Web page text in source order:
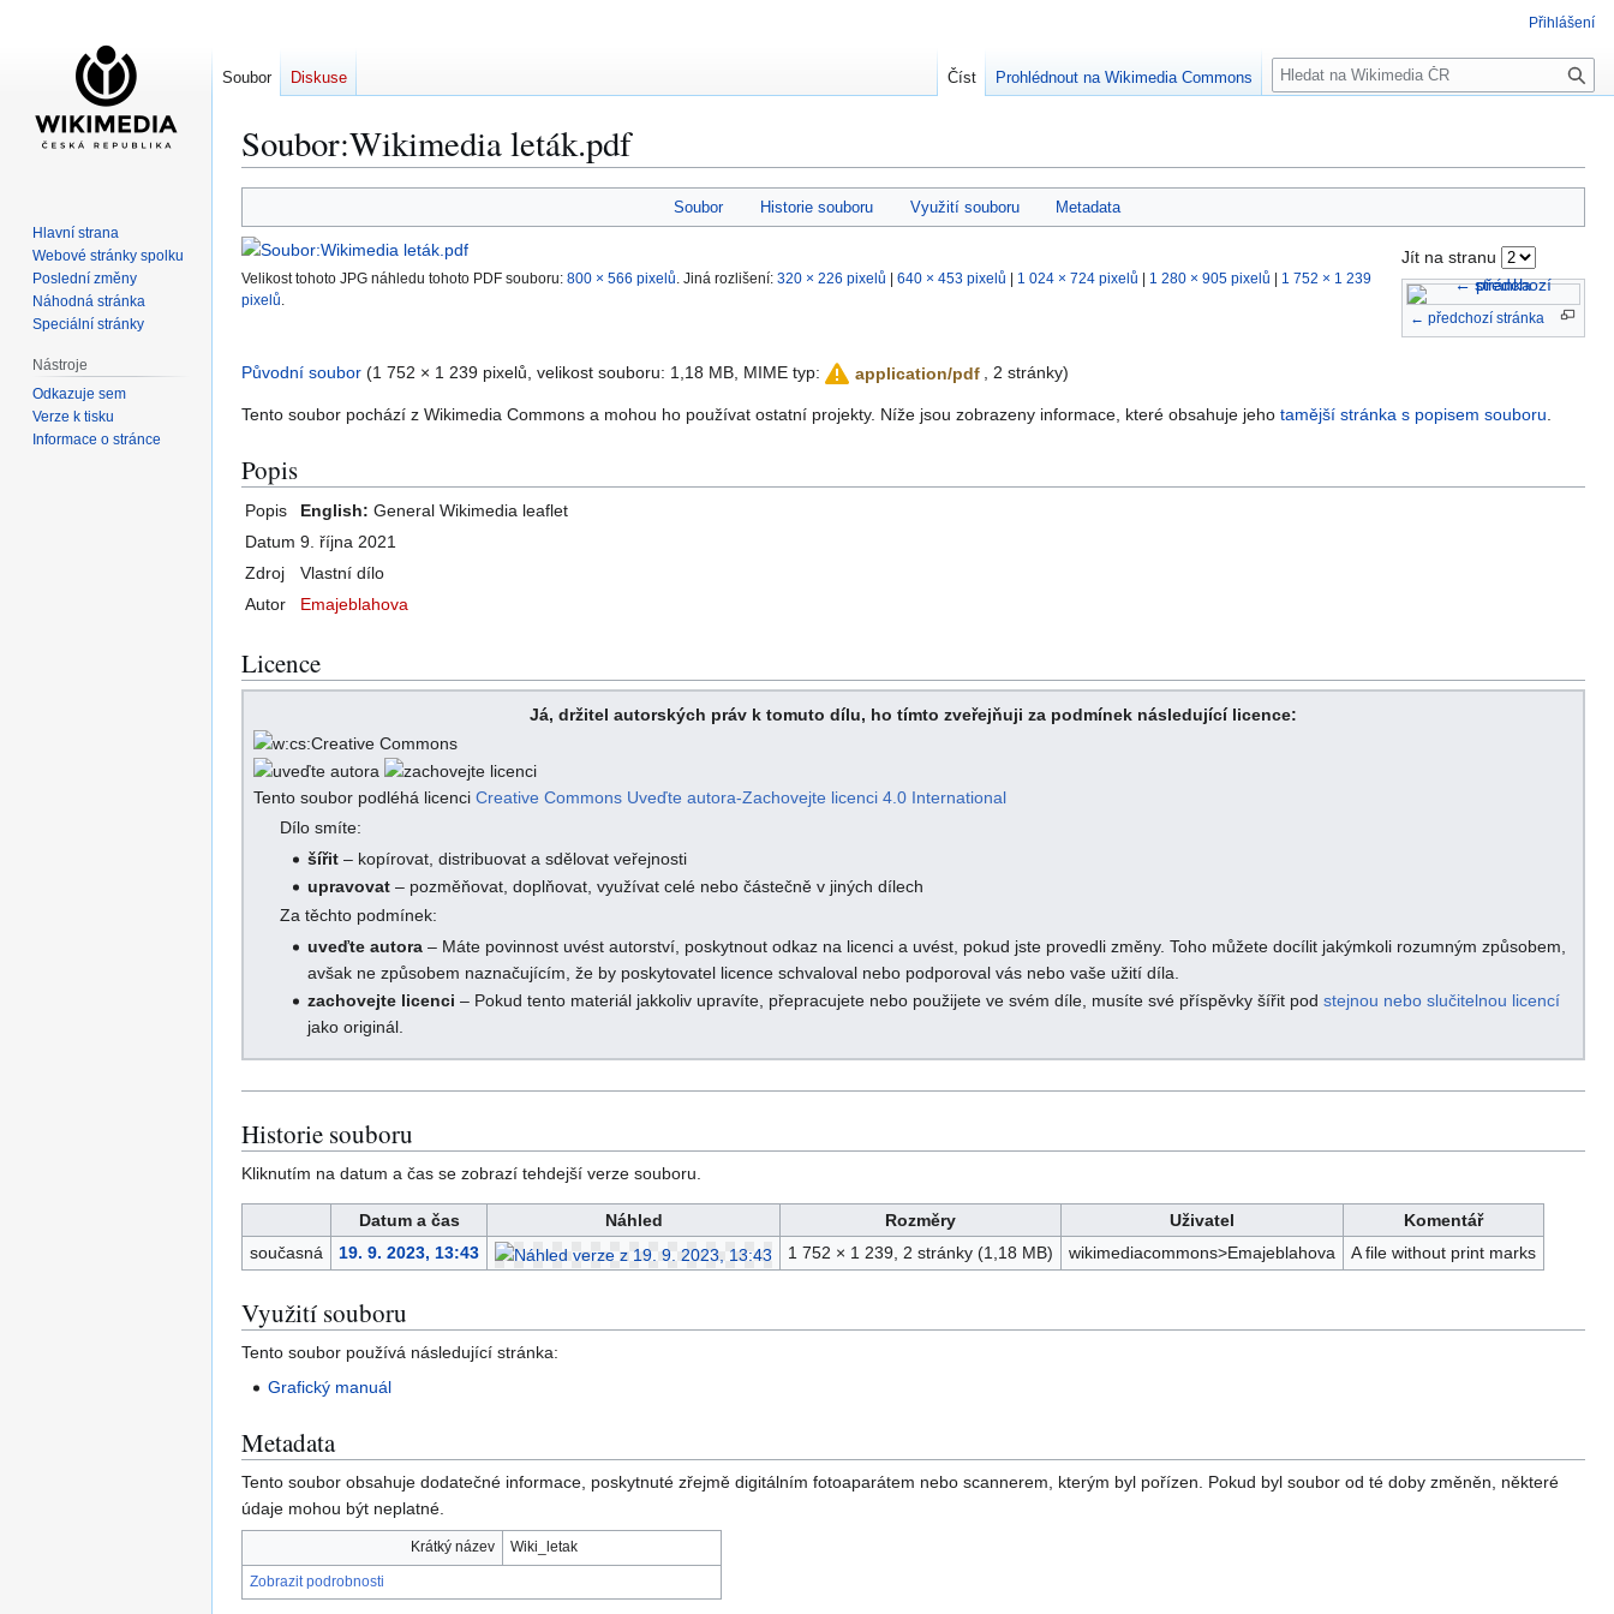
Soubor:Wikimedia leták.pdf
na
navigaci
na
vyhledávání
Soubor Historie souboru Využití souboru Metadata
Velikost tohoto JPG náhledu tohoto PDF souboru: 800 × 566 pixelů Jiná rozlišení: 320 × 226 pixelů 640 × 453 pixelů 1 024 × 724 pixelů 1 280 × 905 pixelů
1 752 × 1 239
pixelů
Jít na stranu
← předchozí stránka
Původní soubor (1 752 × 1 239 pixelů, velikost souboru: 1,18 MB, MIME typ: application/pdf , 2 stránky)
Tento soubor pochází z Wikimedia Commons a mohou ho používat ostatní projekty. Níže jsou zobrazeny informace, které obsahuje jeho tamější stránka s popisem souboru
Popis
Popis English: General Wikimedia leaflet
Datum 9. října 2021
Zdroj
Vlastní dílo
Autor
Emajeblahova
Licence
Já, držitel autorských práv k tomuto dílu, ho tímto zveřejňuji za podmínek následující licence:
Tento soubor podléhá licenci Creative Commons Uveďte autora-Zachovejte licenci 4.0 International
Dílo smíte:
šířit– kopírovat, distribuovat a sdělovat veřejnosti
upravovat– pozměňovat, doplňovat, využívat celé nebo částečně v jiných dílech
Za těchto podmínek:
uveďte autora– Máte povinnost uvést autorství, poskytnout odkaz na licenci a uvést, pokud jste provedli změny. Toho můžete docílit jakýmkoli rozumným způsobem,
avšak ne způsobem naznačujícím, že by poskytovatel licence schvaloval nebo podporoval vás nebo vaše užití díla.
zachovejte licenci – Pokud tento materiál jakkoliv upravíte, přepracujete nebo použijete ve svém díle, musíte své příspěvky šířit pod stejnou nebo slučitelnou licencí
jako originál.
Historie souboru
Kliknutím na datum a čas se zobrazí tehdejší verze souboru.
Datum a čas Náhled Rozměry Uživatel
Komentář
současná
19. 9. 2023, 13:43 1 752 × 1 239, 2 stránky (1,18 MB) wikimediacommons>Emajeblahova A file without print marks
Využití souboru
Tento soubor používá následující stránka:
Grafický manuál
Metadata
Tento soubor obsahuje dodatečné informace, poskytnuté zřejmě digitálním fotoaparátem nebo scannerem, kterým byl pořízen. Pokud byl soubor od té doby změněn, některé
údaje mohou být neplatné.
Krátký název Wiki_letak
Zobrazit podrobnosti
Přihlášení
Soubor Diskuse Číst Prohlédnout na Wikimedia Commons
H
l
a
Hlavní strana
Webové stránky spolku
Poslední změny
Náhodná stránka
Speciální stránky
Nástroje
Odkazuje sem
Verze k tisku
Informace o stránce